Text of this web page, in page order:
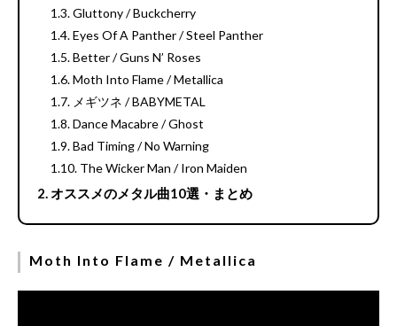
Gluttony / Buckcherry
Eyes Of A Panther / Steel Panther
Better / Guns N’ Roses
Moth Into Flame / Metallica
メギツネ / BABYMETAL
Dance Macabre / Ghost
Bad Timing / No Warning
The Wicker Man / Iron Maiden
オススメのメタル曲10選・まとめ
Moth Into Flame / Metallica